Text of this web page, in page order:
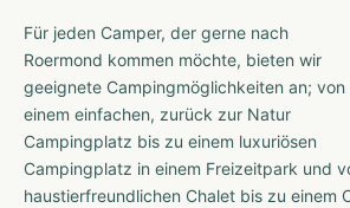
Für jeden Camper, der gerne nach
Roermond kommen möchte, bieten wir
geeignete Campingmöglichkeiten an; von
einem einfachen, zurück zur Natur
Campingplatz bis zu einem luxuriösen
Campingplatz in einem Freizeitpark und
haustierfreundlichen Chalet bis zu einem